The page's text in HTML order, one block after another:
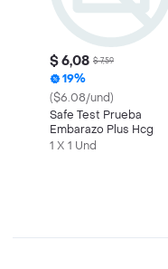
$ 6,08 $ 7,59
19%
($6.08/und)
Safe Test Prueba
Embarazo Plus Hcg
1 X 1 Und